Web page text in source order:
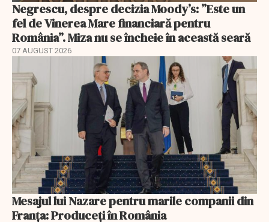
Negrescu, despre decizia Moody’s: ”Este un
fel de Vinerea Mare financiară pentru
România”. Miza nu se încheie în această seară
07 AUGUST 2026
Mesajul lui Nazare pentru marile companii din
Franța: Produceți în România